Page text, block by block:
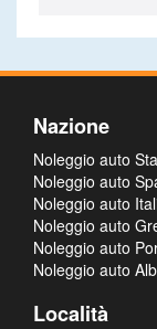
Nazione
Noleggio auto
Noleggio auto
Noleggio auto
Noleggio auto
Noleggio auto
Noleggio auto
Località